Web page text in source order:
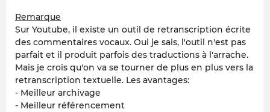
Remarque
Sur Youtube, il existe un outil de retranscription écrite
des commentaires vocaux. Oui je sais, l'outil n'est pas
parfait et il produit parfois des traductions à l'arrache.
Mais je crois qu'on va se tourner de plus en plus vers la
retranscription textuelle. Les avantages:
- Meilleur archivage
- Meilleur référencement